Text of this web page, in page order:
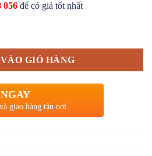
056 để có giá tốt nhất
GIỎ HÀNG
giao hàng tận nơi